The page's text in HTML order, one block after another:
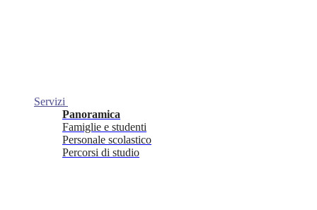
Servizi
Panoramica
Famiglie e studenti
Personale scolastico
Percorsi di studio